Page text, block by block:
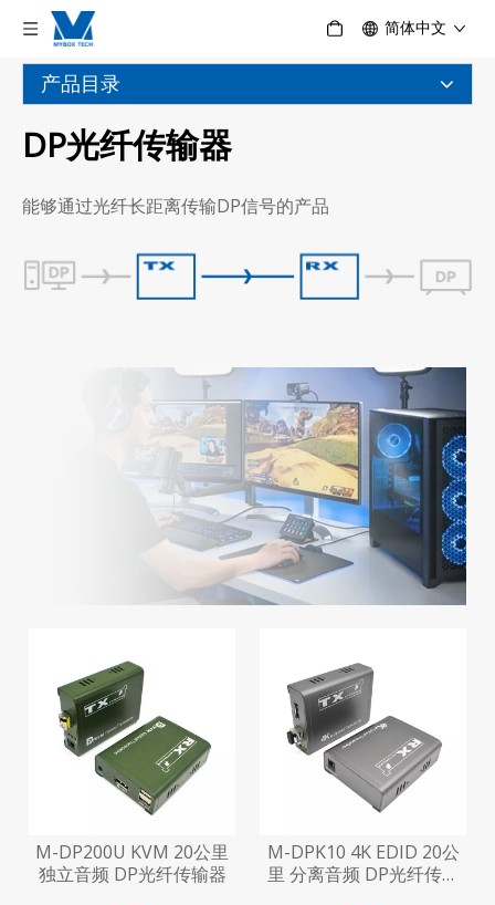
简体中文
产品目录
DP光纤传输器
能够通过光纤长距离传输DP信号的产品
M-DP200U KVM 20公里
独立音频 DP光纤传输器
M-DPK10 4K EDID 20公
里 分离音频 DP光纤传输